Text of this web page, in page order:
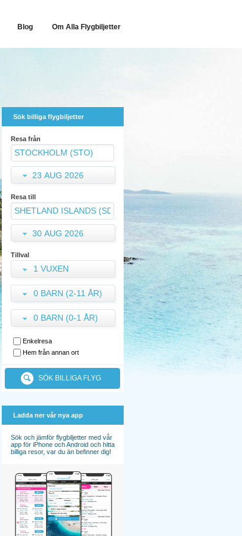
Blog Om Alla Flygbiljetter
Sök billiga flygbiljetter
Resa från
23 AUG 2026
Resa till
30 AUG 2026
Tillval
1 VUXEN
0 BARN (2-11 ÅR)
0 BARN (0-1 ÅR)
Enkelresa
Hem från annan ort
SÖK BILLIGA FLYG
Ladda ner vår nya app
Sök och jämför flygbiljetter med vår
app för iPhone och Android och hitta
billiga resor, var du än befinner dig!